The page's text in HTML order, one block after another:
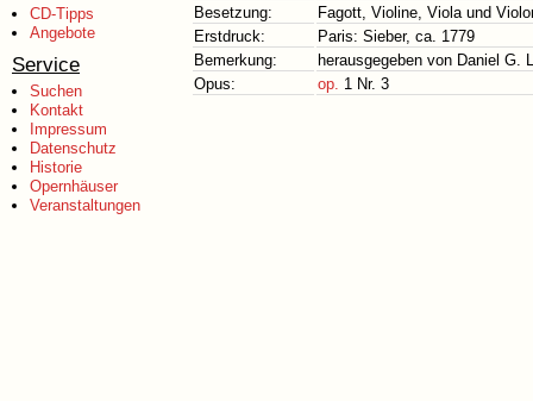
CD-Tipps
Angebote
Service
Suchen
Kontakt
Impressum
Datenschutz
Historie
Opernhäuser
Veranstaltungen
Besetzung:
Fagott, Violine, Viola und
Erstdruck:
Paris: Sieber, ca. 1779
Bemerkung:
herausgegeben von Daniel G.
Opus:
op. 1 Nr. 3